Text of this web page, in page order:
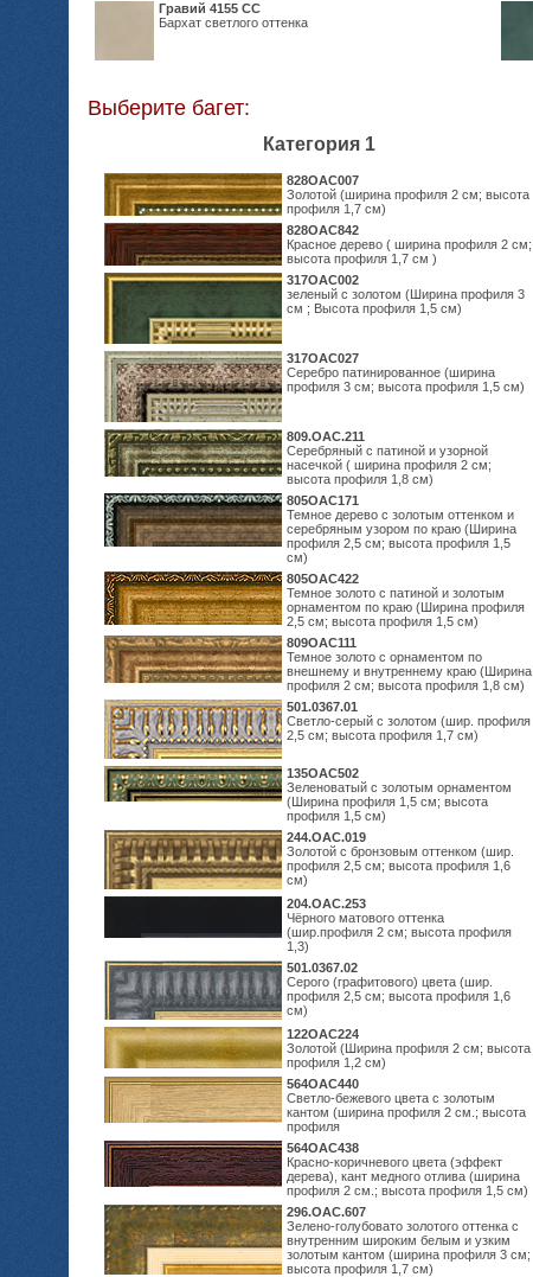
Гравий 4155 СС
Бархат светлого оттенка
Выберите багет:
Категория 1
828OAC007
Золотой (ширина профиля 2 см; высота
профиля 1,7 см)
828OAC842
Красное дерево ( ширина профиля 2 см;
высота профиля 1,7 см )
317OAC002
зеленый с золотом (Ширина профиля 3
см ; Высота профиля 1,5 см)
317OAC027
Серебро патинированное (ширина
профиля 3 см; высота профиля 1,5 см)
809.ОАС.211
Серебряный с патиной и узорной
насечкой ( ширина профиля 2 см;
высота профиля 1,8 см)
805OAC171
Темное дерево с золотым оттенком и
серебряным узором по краю (Ширина
профиля 2,5 см; высота профиля 1,5
см)
805OAC422
Темное золото с патиной и золотым
орнаментом по краю (Ширина профиля
2,5 см; высота профиля 1,5 см)
809OAC111
Темное золото с орнаментом по
внешнему и внутреннему краю (Ширина
профиля 2 см; высота профиля 1,8 см)
501.0367.01
Светло-серый с золотом (шир. профиля
2,5 см; высота профиля 1,7 см)
135OAC502
Зеленоватый с золотым орнаментом
(Ширина профиля 1,5 см; высота
профиля 1,5 см)
244.ОАС.019
Золотой с бронзовым оттенком (шир.
профиля 2,5 см; высота профиля 1,6
см)
204.OAC.253
Чёрного матового оттенка
(шир.профиля 2 см; высота профиля
1,3)
501.0367.02
Серого (графитового) цвета (шир.
профиля 2,5 см; высота профиля 1,6
см)
122OAC224
Золотой (Ширина профиля 2 см; высота
профиля 1,2 см)
564ОАС440
Светло-бежевого цвета с золотым
кантом (ширина профиля 2 см.; высота
профиля
564ОАС438
Красно-коричневого цвета (эффект
дерева), кант медного отлива (ширина
профиля 2 см.; высота профиля 1,5 см)
296.OAC.607
Зелено-голубовато золотого оттенка с
внутренним широким белым и узким
золотым кантом (ширина профиля 3 см;
высота профиля 1,7 см)